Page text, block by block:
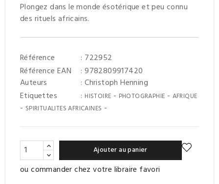
Plongez dans le monde ésotérique et peu connu
des rituels africains.
Référence
: 722952
Référence EAN
: 9782809917420
Auteurs
:Christoph Henning
Etiquettes
: HISTOIRE - PHOTOGRAPHIE - AFRIQUE
- SPIRITUALITES AFRICAINES -
Ajouter au panier
ou commander chez votre libraire favori